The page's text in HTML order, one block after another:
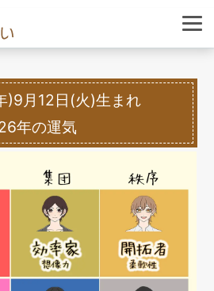
)9月12日(火)生まれ
年の運気